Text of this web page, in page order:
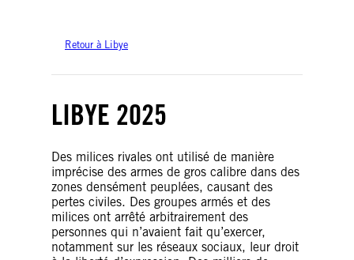
Retour à Libye
LIBYE 2025
Des milices rivales ont utilisé de manière
imprécise des armes de gros calibre dans des
zones densément peuplées, causant des
pertes civiles. Des groupes armés et des
milices ont arrêté arbitrairement des
personnes qui n’avaient fait qu’exercer,
notamment sur les réseaux sociaux, leur droit